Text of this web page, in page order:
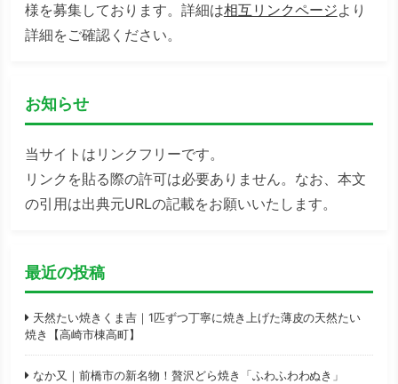
様を募集しております。詳細は相互リンクページより
詳細をご確認ください。
お知らせ
当サイトはリンクフリーです。
リンクを貼る際の許可は必要ありません。なお、本文
の引用は出典元URLの記載をお願いいたします。
最近の投稿
天然たい焼きくま吉｜1匹ずつ丁寧に焼き上げた薄皮の天然たい
焼き【高崎市棟高町】
なか又｜前橋市の新名物！贅沢どら焼き「ふわふわわぬき」